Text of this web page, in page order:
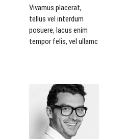
Vivamus placerat,
tellus vel interdum
posuere, lacus enim
tempor felis, vel ullamc